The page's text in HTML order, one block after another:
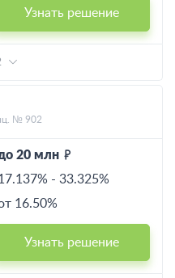
Узнать решение
№ 902
20 млн
- 33.325%
16.50%
Узнать решение